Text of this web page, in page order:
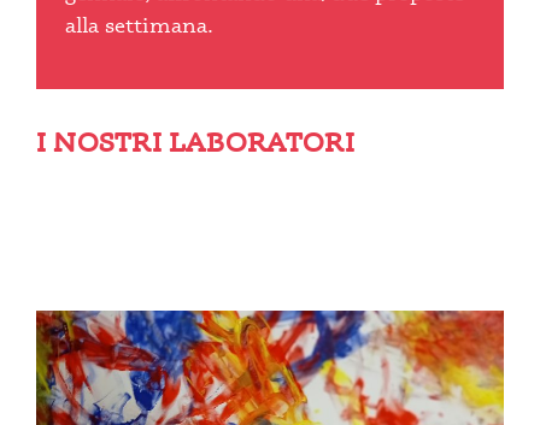
alla settimana.
I NOSTRI LABORATORI